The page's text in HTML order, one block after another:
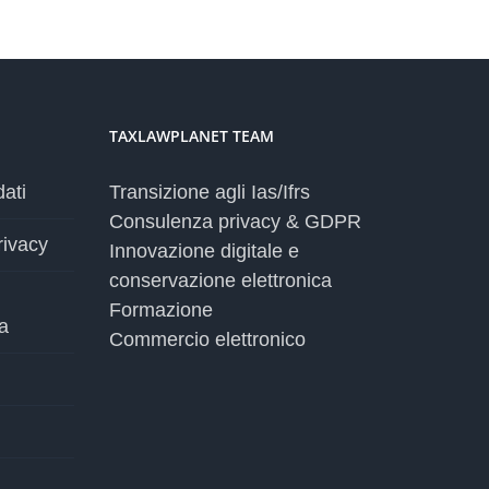
TAXLAWPLANET TEAM
Transizione agli Ias/Ifrs
Consulenza privacy & GDPR
Innovazione digitale e
conservazione elettronica
Formazione
Commercio elettronico